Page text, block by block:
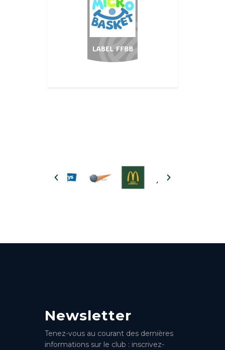
Newsletter
Tenez-vous au courant des dernières
informations sur le club : inscrivez-